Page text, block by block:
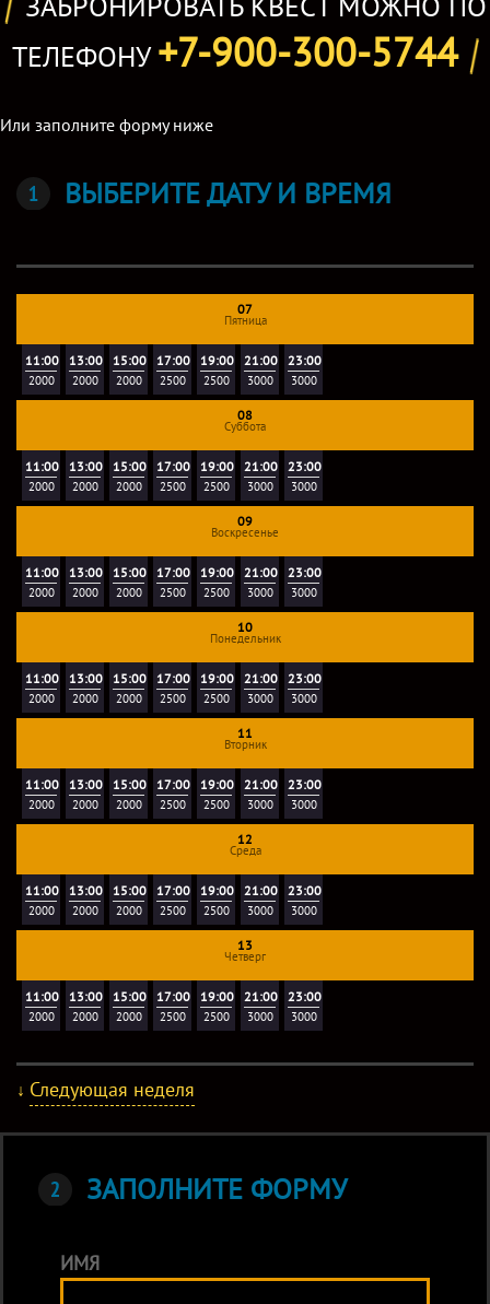
ТЕЛЕФОНУ+7-900-300-5744
Или заполните форму ниже
ВЫБЕРИТЕ ДАТУ И ВРЕМЯ
07
Пятница
11:00
2000
13:00
2000
15:00
2000
17:00
2500
19:00
2500
21:00
3000
23:00
3000
08
Суббота
11:00
2000
13:00
2000
15:00
2000
17:00
2500
19:00
2500
21:00
3000
23:00
3000
09
Воскресенье
11:00
2000
13:00
2000
15:00
2000
17:00
2500
19:00
2500
21:00
3000
23:00
3000
10
Понедельник
11:00
2000
13:00
2000
15:00
2000
17:00
2500
19:00
2500
21:00
3000
23:00
3000
11
Вторник
11:00
2000
13:00
2000
15:00
2000
17:00
2500
19:00
2500
21:00
3000
23:00
3000
12
Среда
11:00
2000
13:00
2000
15:00
2000
17:00
2500
19:00
2500
21:00
3000
23:00
3000
13
Четверг
11:00
2000
13:00
2000
15:00
2000
17:00
2500
19:00
2500
21:00
3000
23:00
3000
↓ Следующая неделя
ЗАПОЛНИТЕ ФОРМУ
ИМЯ